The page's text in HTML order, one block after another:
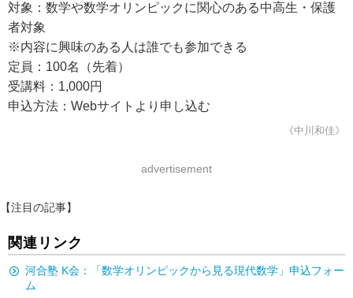
対象：数学や数学オリンピックに関心のある中高生・保護
者対象
※内容に興味のある人は誰でも参加できる
定員：100名（先着）
受講料：1,000円
申込方法：Webサイトより申し込む
《中川和佳》
advertisement
【注目の記事】
関連リンク
河合塾 K会：「数学オリンピックから見る現代数学」申込フォー
ム